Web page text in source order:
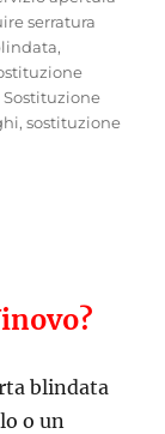
serratura
,
Sostituzione
,sostituzione
blindata
o un